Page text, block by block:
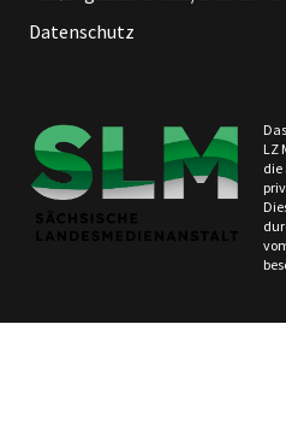
Datenschutz
LZ
die